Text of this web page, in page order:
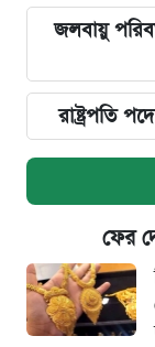
জলবায়ু
রাষ্ট্রপতি
ফের